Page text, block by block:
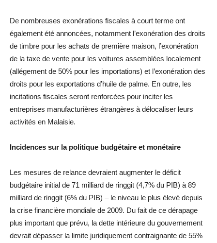
De nombreuses exonérations fiscales à court terme ont
également été annoncées, notamment l’exonération des droits
de timbre pour les achats de première maison, l’exonération
de la taxe de vente pour les voitures assemblées localement
(allégement de 50% pour les importations) et l’exonération des
droits pour les exportations d’huile de palme. En outre, les
incitations fiscales seront renforcées pour inciter les
entreprises manufacturières étrangères à délocaliser leurs
activités en Malaisie.
Incidences sur la politique budgétaire et monétaire
Les mesures de relance devraient augmenter le déficit
budgétaire initial de 71 milliard de ringgit (4,7% du PIB) à 89
milliard de ringgit (6% du PIB) – le niveau le plus élevé depuis
la crise financière mondiale de 2009. Du fait de ce dérapage
plus important que prévu, la dette intérieure du gouvernement
devrait dépasser la limite juridiquement contraignante de 55%